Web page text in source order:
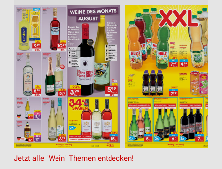
Jetzt alle "Wein" Themen entdecken!